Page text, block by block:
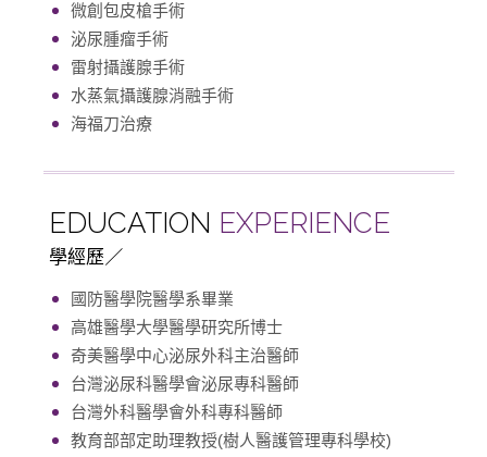
微創包皮槍手術
泌尿腫瘤手術
雷射攝護腺手術
水蒸氣攝護腺消融手術
海福刀治療
EDUCATION EXPERIENCE
學經歷
國防醫學院醫學系畢業
高雄醫學大學醫學研究所博士
奇美醫學中心泌尿外科主治醫師
台灣泌尿科醫學會泌尿專科醫師
台灣外科醫學會外科專科醫師
教育部部定助理教授(樹人醫護管理專科學校)